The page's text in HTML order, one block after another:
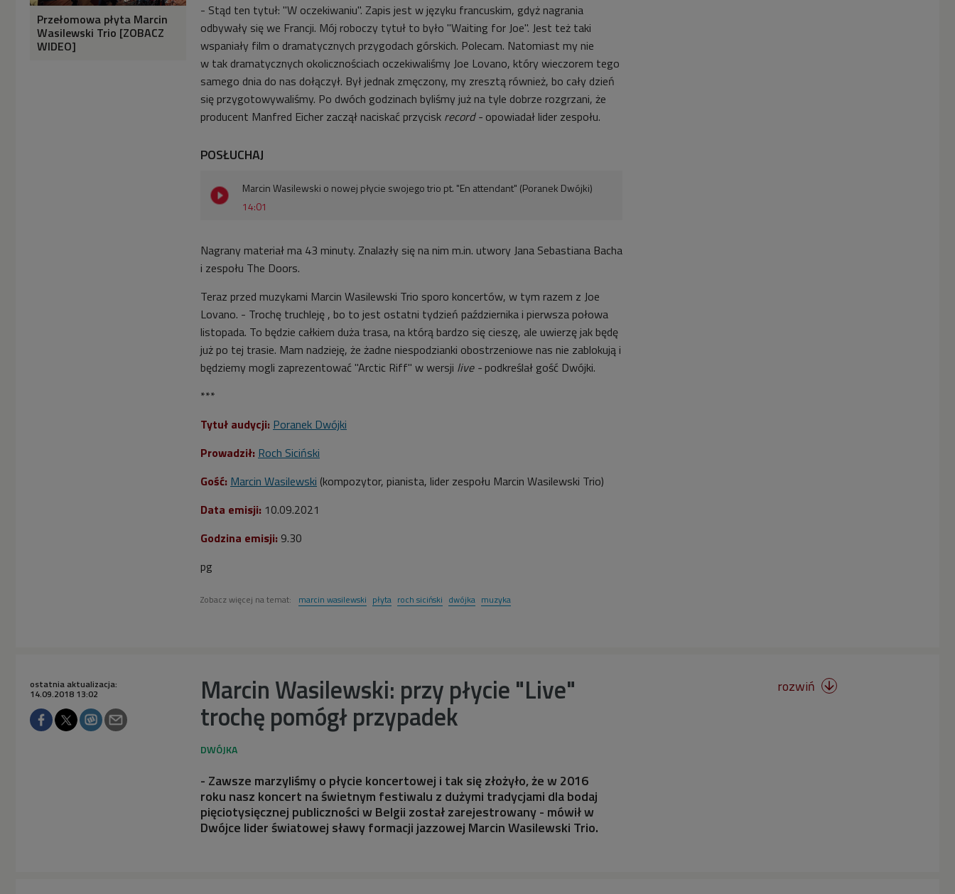
Przełomowa płyta Marcin
Wasilewski Trio [ZOBACZ
WIDEO]
- Stąd ten tytuł: "W oczekiwaniu". Zapis jest w języku francuskim, gdyż nagrania
odbywały się we Francji. Mój roboczy tytuł to było "Waiting for Joe". Jest też taki
wspaniały film o dramatycznych przygodach górskich. Polecam. Natomiast my nie
w tak dramatycznych okolicznościach oczekiwaliśmy Joe Lovano, który wieczorem tego
samego dnia do nas dołączył. Był jednak zmęczony, my zresztą również, bo cały dzień
się przygotowywaliśmy. Po dwóch godzinach byliśmy już na tyle dobrze rozgrzani, że
producent Manfred Eicher zaczął naciskać przycisk record - opowiadał lider zespołu.
POSŁUCHAJ
14:01
Marcin Wasilewski o nowej płycie swojego trio pt. "En attendant" (Poranek Dwójki)
Nagrany materiał ma 43 minuty. Znalazły się na nim m.in. utwory Jana Sebastiana Bacha
i zespołu The Doors.
Teraz przed muzykami Marcin Wasilewski Trio sporo koncertów, w tym razem z Joe
Lovano. - Trochę truchleję , bo to jest ostatni tydzień października i pierwsza połowa
listopada. To będzie całkiem duża trasa, na którą bardzo się cieszę, ale uwierzę jak będę
już po tej trasie. Mam nadzieję, że żadne niespodzianki obostrzeniowe nas nie zablokują i
będziemy mogli zaprezentować "Arctic Riff" w wersji live - podkreślał gość Dwójki.
***
Tytuł audycji: Poranek Dwójki
Prowadził: Roch Siciński
Gość: Marcin Wasilewski (kompozytor, pianista, lider zespołu Marcin Wasilewski Trio)
Data emisji: 10.09.2021
Godzina emisji: 9.30
pg
Zobacz więcej na temat: marcin wasilewski płyta roch siciński dwójka muzyka
Marcin Wasilewski: przy płycie "Live"
trochę pomógł przypadek
ostatnia aktualizacja:
14.09.2018 13:02
- Zawsze marzyliśmy o płycie koncertowej i tak się złożyło, że w 2016
roku nasz koncert na świetnym festiwalu z dużymi tradycjami dla bodaj
pięciotysięcznej publiczności w Belgii został zarejestrowany - mówił w
Dwójce lider światowej sławy formacji jazzowej Marcin Wasilewski Trio.
rozwiń 